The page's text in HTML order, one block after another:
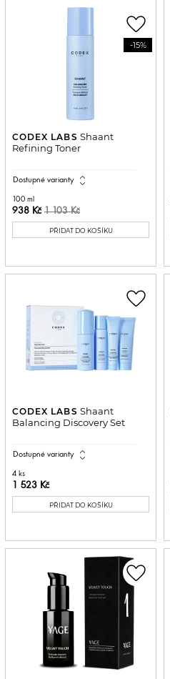
CODEX LABS Shaant
Refining Toner
Dostupné varianty expand_all
100 ml
938 Kč1 103 Kč
PŘIDAT DO KOŠÍKU
-15%
favorite_border
CODEX LABS Shaant
Balancing Discovery Set
Dostupné varianty expand_all
4 ks
1 523 Kč
PŘIDAT DO KOŠÍKU
favorite_border
favorite_border